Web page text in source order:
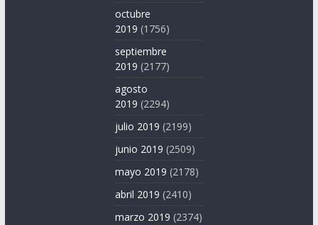
octubre
2019 (1756)
septiembre
2019 (2177)
agosto
2019 (2294)
julio 2019 (2199)
junio 2019 (2509)
mayo 2019 (2178)
abril 2019 (2410)
marzo 2019 (2374)